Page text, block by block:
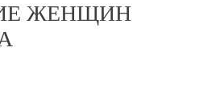
ЖЕНЩИН